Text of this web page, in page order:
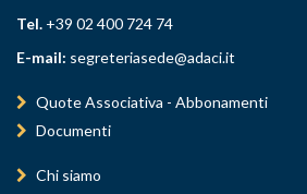
Tel. +39 02 400 724 74
E-mail: segreteriasede@adaci.it
Quote Associativa - Abbonamenti
Documenti
Chi siamo